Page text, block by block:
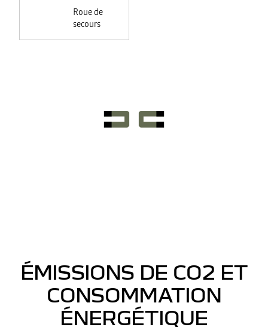
Roue de
secours
ÉMISSIONS DE CO2 ET
CONSOMMATION
ÉNERGÉTIQUE